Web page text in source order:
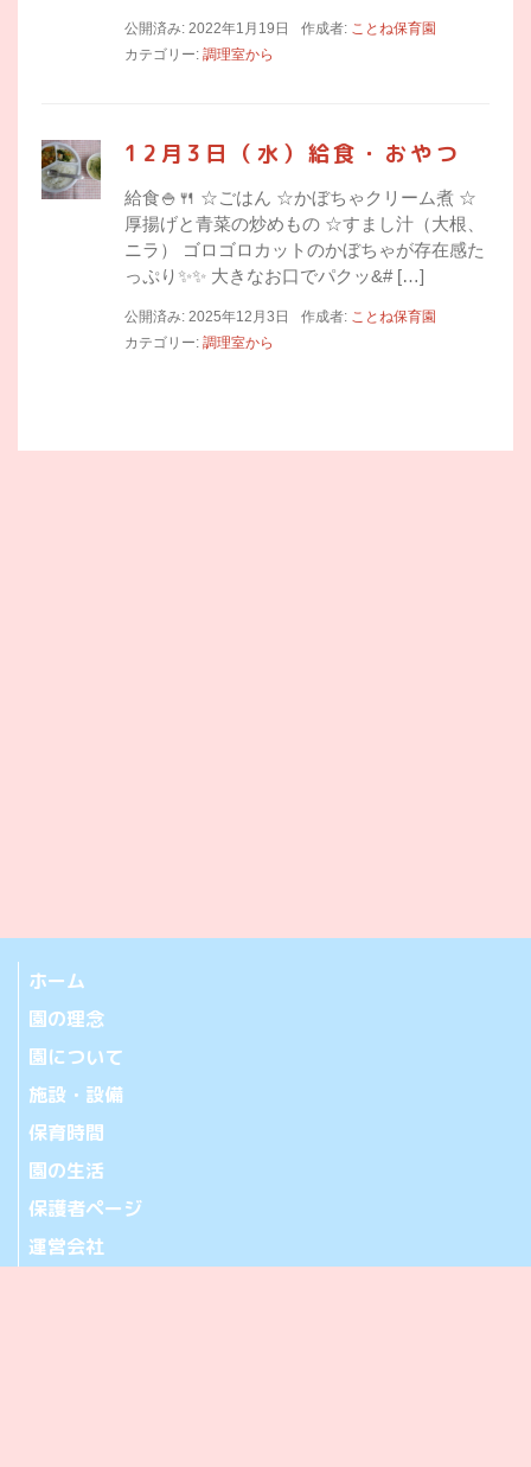
公開済み: 2022年1月19日 作成者: ことね保育園
カテゴリー: 調理室から
12月3日（水）給食・おやつ
給食🍚🍴 ☆ごはん ☆かぼちゃクリーム煮 ☆
厚揚げと青菜の炒めもの ☆すまし汁（大根、
ニラ） ゴロゴロカットのかぼちゃが存在感た
っぷり✨✨ 大きなお口でパクッ&# […]
公開済み: 2025年12月3日 作成者: ことね保育園
カテゴリー: 調理室から
ホーム
園の理念
園について
施設・設備
保育時間
園の生活
保護者ページ
運営会社